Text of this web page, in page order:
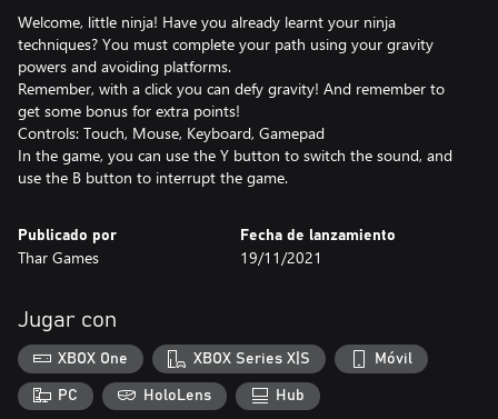
Welcome, little ninja! Have you already learnt your ninja
techniques? You must complete your path using your gravity
powers and avoiding platforms.
Remember, with a click you can defy gravity! And remember to
get some bonus for extra points!
Controls: Touch, Mouse, Keyboard, Gamepad
In the game, you can use the Y button to switch the sound, and
use the B button to interrupt the game.
Publicado por
Thar Games
Fecha de lanzamiento
19/11/2021
Jugar con
XBOX One XBOX Series X|S Móvil
PC HoloLens Hub